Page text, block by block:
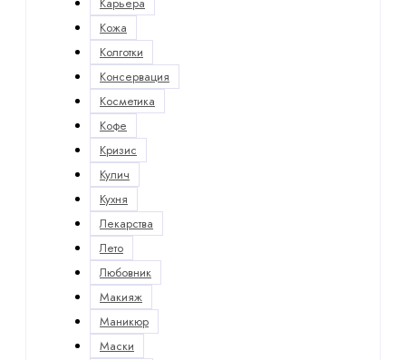
Кожа
Колготки
Консервация
Косметика
Кофе
Кризис
Кулич
Кухня
Лекарства
Лето
Любовник
Макияж
Маникюр
Маски